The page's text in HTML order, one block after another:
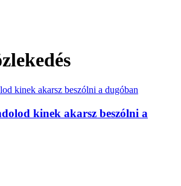
kinek akarsz beszólni a